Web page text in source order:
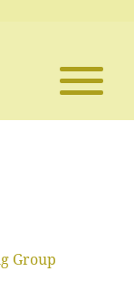
Group
TKI